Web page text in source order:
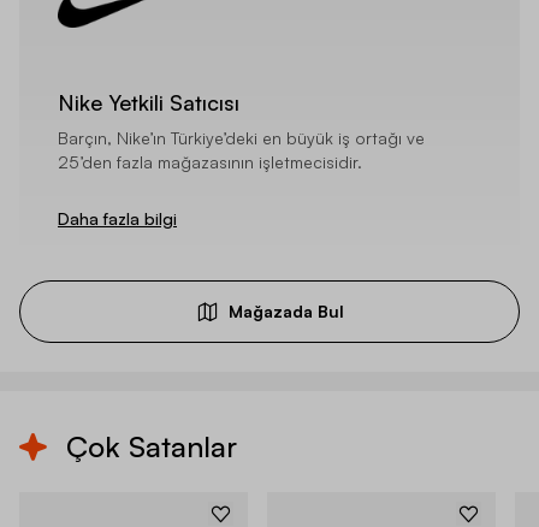
Nike Yetkili Satıcısı
Barçın, Nike’ın Türkiye’deki en büyük iş ortağı ve
25’den fazla mağazasının işletmecisidir.
Daha fazla bilgi
Mağazada Bul
Çok Satanlar